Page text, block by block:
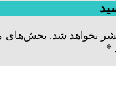
نخواهد شد. بخش‌های
*